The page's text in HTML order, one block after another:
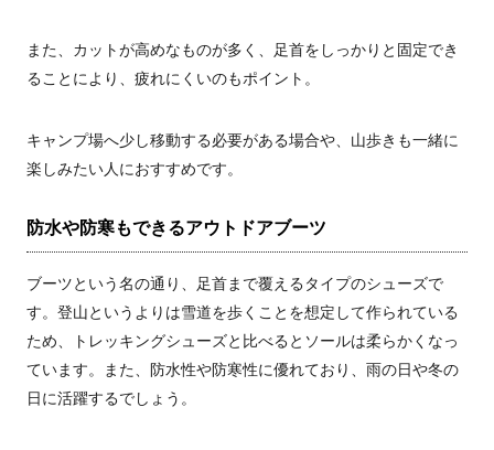
また、カットが高めなものが多く、足首をしっかりと固定でき
ることにより、疲れにくいのもポイント。
キャンプ場へ少し移動する必要がある場合や、山歩きも一緒に
楽しみたい人におすすめです。
防水や防寒もできるアウトドアブーツ
ブーツという名の通り、足首まで覆えるタイプのシューズで
す。登山というよりは雪道を歩くことを想定して作られている
ため、トレッキングシューズと比べるとソールは柔らかくなっ
ています。また、防水性や防寒性に優れており、雨の日や冬の
日に活躍するでしょう。